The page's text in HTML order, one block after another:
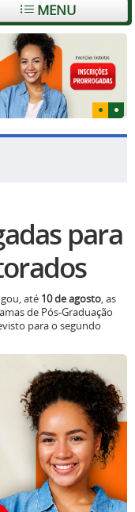
MENU
para
até 10 de agosto, as
de Pós-Graduação
para o segundo